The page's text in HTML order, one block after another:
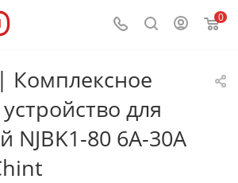
0
Комплексное
для
NJBK1-80 6А-30А